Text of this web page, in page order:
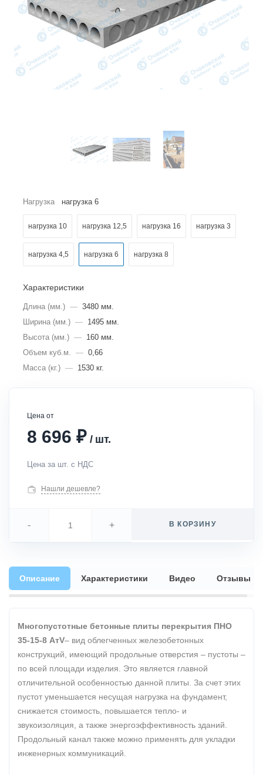
Нагрузка нагрузка 6
нагрузка 10 нагрузка 12,5 нагрузка 16 нагрузка 3
нагрузка 4,5 нагрузка 6 нагрузка 8
Характеристики
Длина (мм.) — 3480 мм.
Ширина (мм.) — 1495 мм.
Высота (мм.) — 160 мм.
Объем куб.м. — 0,66
Масса (кг.) — 1530 кг.
Цена от
8 696 ₽ / шт.
Цена за шт. с НДС
Нашли дешевле?
- + В КОРЗИНУ
Описание Характеристики Видео Отзывы
Многопустотные бетонные плиты перекрытия ПНО
35-15-8 АтV– вид облегченных железобетонных
конструкций, имеющий продольные отверстия – пустоты –
по всей площади изделия. Это является главной
отличительной особенностью данной плиты. За счет этих
пустот уменьшается несущая нагрузка на фундамент,
снижается стоимость, повышается тепло- и
звукоизоляция, а также энергоэффективность зданий.
Продольный канал также можно применять для укладки
инженерных коммуникаций.